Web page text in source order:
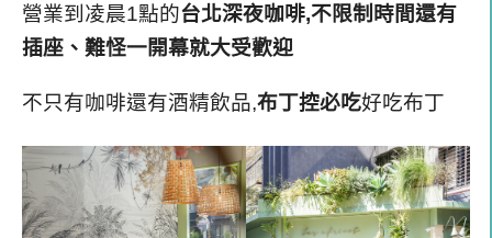
營業到凌晨1點的台北深夜咖啡,不限制時間還有
插座、難怪一開幕就大受歡迎
不只有咖啡還有酒精飲品,布丁控必吃好吃布丁